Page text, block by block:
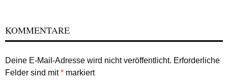
KOMMENTARE
Deine E-Mail-Adresse wird nicht veröffentlicht. Erforderliche
Felder sind mit* markiert